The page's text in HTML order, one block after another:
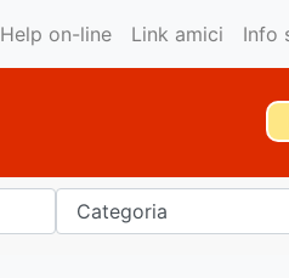
Help on-line Link amici Info